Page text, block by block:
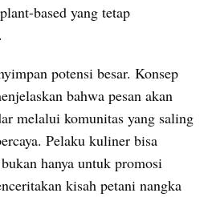
based yang tetap
potensi besar. Konsep
bahwa pesan akan
melalui komunitas yang saling
Pelaku kuliner bisa
hanya untuk promosi
kisah petani nangka